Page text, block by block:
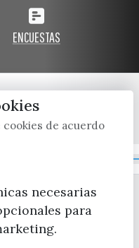
ENCUESTAS
instagram
de acuerdo
necesarias
para